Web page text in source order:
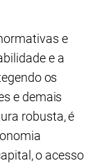
e
e a
os
e demais
robusta, é
o acesso